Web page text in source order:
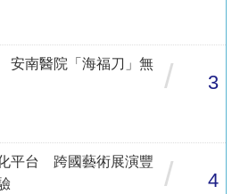
南醫院「海福刀」無
/ 3
平台 跨國藝術展演豐
/ 4